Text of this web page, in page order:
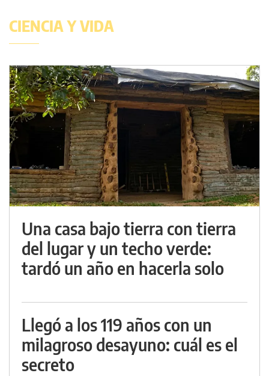
CIENCIA Y VIDA
Una casa bajo tierra con tierra
del lugar y un techo verde:
tardó un año en hacerla solo
Llegó a los 119 años con un
milagroso desayuno: cuál es el
secreto